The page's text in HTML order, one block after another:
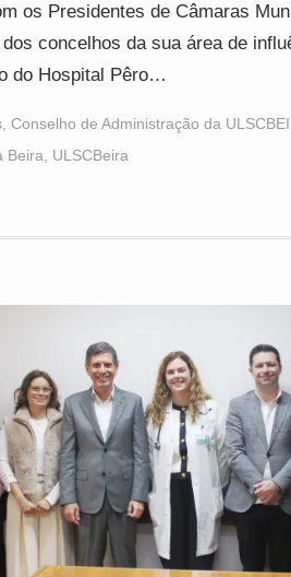
os Presidentes de Câmaras
dos concelhos da sua área de
do Hospital Pêro…
, Conselho de Administração da
Beira, ULSCBeira